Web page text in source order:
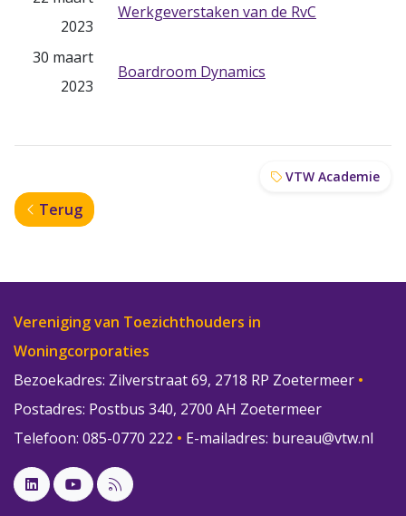
2023
Werkgeverstaken van de RvC
30 maart
2023
Boardroom Dynamics
VTW Academie
Terug
Vereniging van Toezichthouders in
Woningcorporaties
Bezoekadres: Zilverstraat 69, 2718 RP Zoetermeer •
Postadres: Postbus 340, 2700 AH Zoetermeer
Telefoon: 085-0770 222 • E-mailadres: bureau@vtw.nl